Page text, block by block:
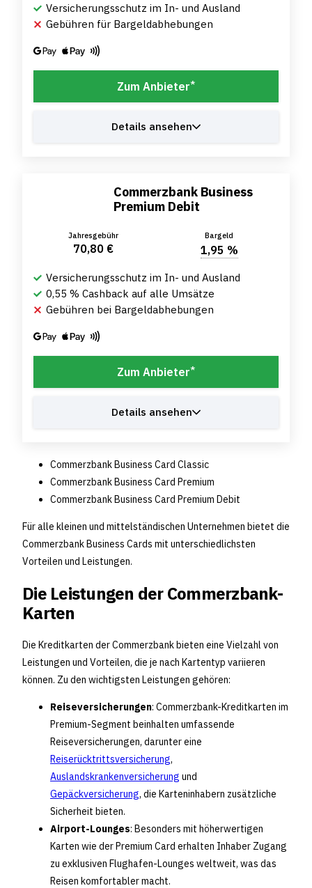
Versicherungsschutz im In- und Ausland
Gebühren für Bargeldabhebungen
Zum Anbieter*
Details ansehen
Commerzbank Business
Premium Debit
Jahresgebühr
70,80 €
Bargeld
1,95 %
Versicherungsschutz im In- und Ausland
0,55 % Cashback auf alle Umsätze
Gebühren bei Bargeldabhebungen
Zum Anbieter*
Details ansehen
Commerzbank Business Card Classic
Commerzbank Business Card Premium
Commerzbank Business Card Premium Debit
Für alle kleinen und mittelständischen Unternehmen bietet die
Commerzbank Business Cards mit unterschiedlichsten
Vorteilen und Leistungen.
Die Leistungen der Commerzbank-
Karten
Die Kreditkarten der Commerzbank bieten eine Vielzahl von
Leistungen und Vorteilen, die je nach Kartentyp variieren
können. Zu den wichtigsten Leistungen gehören:
Reiseversicherungen: Commerzbank-Kreditkarten im
Premium-Segment beinhalten umfassende
Reiseversicherungen, darunter eine
Reiserücktrittsversicherung,
Auslandskrankenversicherung und
Gepäckversicherung, die Karteninhabern zusätzliche
Sicherheit bieten.
Airport-Lounges: Besonders mit höherwertigen
Karten wie der Premium Card erhalten Inhaber Zugang
zu exklusiven Flughafen-Lounges weltweit, was das
Reisen komfortabler macht.